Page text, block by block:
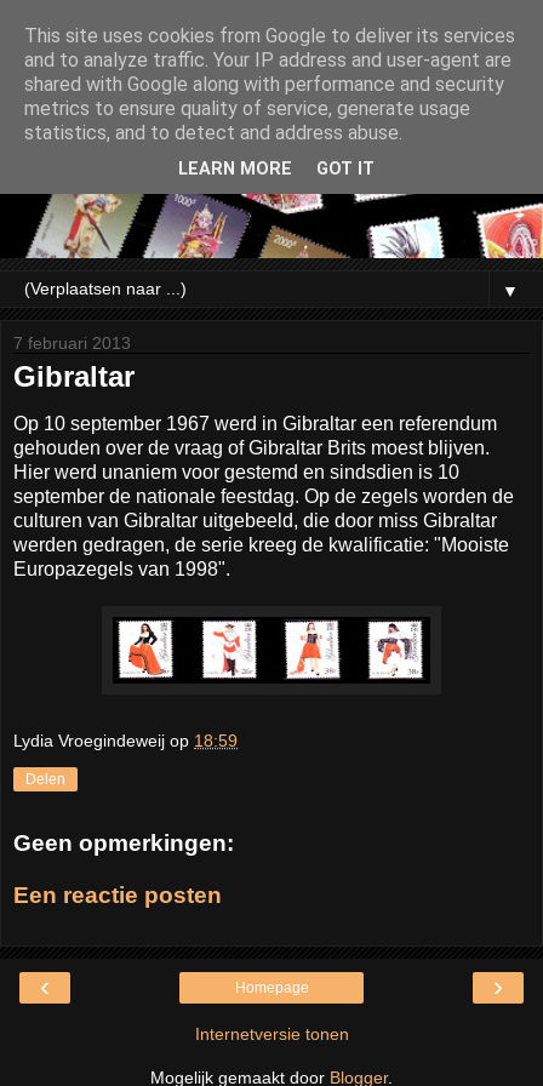
▼
7 februari 2013
Gibraltar
Op 10 september 1967 werd in Gibraltar een referendum
gehouden over de vraag of Gibraltar Brits moest blijven.
Hier werd unaniem voor gestemd en sindsdien is 10
september de nationale feestdag. Op de zegels worden de
culturen van Gibraltar uitgebeeld, die door miss Gibraltar
werden gedragen, de serie kreeg de kwalificatie: "Mooiste
Europazegels van 1998".
Lydia Vroegindeweij op 18:59
Delen
Geen opmerkingen:
Een reactie posten
‹ ›
Homepage
Internetversie tonen
Mogelijk gemaakt door Blogger.
This site uses cookies from Google to deliver its services
and to analyze traffic. Your IP address and user-agent are
shared with Google along with performance and security
metrics to ensure quality of service, generate usage
statistics, and to detect and address abuse.
LEARN MORE GOT IT